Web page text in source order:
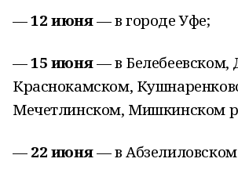
—12 июня— в городе Уфе;
—15 июня— в Белебеевском,
Краснокамском,
Мечетлинском, Мишкинском
— 22 июня— в